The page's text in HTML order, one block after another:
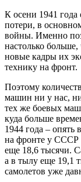
К осени 1941 года
потери, в
войны. Именно
настолько
новые кадры их
технику на фронт.
Поэтому
машин ни у нас,
тех же боевых
куда больше
1944 года – опять
на фронте у СССР
еще 18,6 тысячи.
а в тылу еще 19,1
самолетов уже